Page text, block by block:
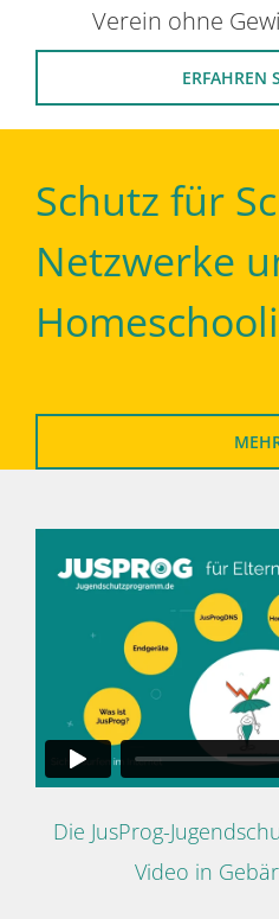
Verein ohne
ERFAHREN
Schutz für
Netzwerke
Die JusProg-
Video in